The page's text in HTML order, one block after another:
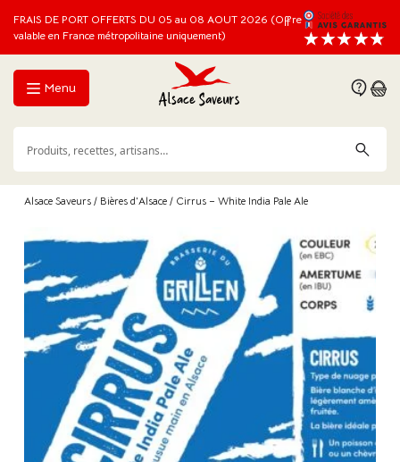
FRAIS DE PORT OFFERTS DU 05 au 08 AOUT 2026 (Offre
valable en France métropolitaine uniquement)
Menu
Alsace Saveurs / Bières d'Alsace / Cirrus – White India Pale Ale